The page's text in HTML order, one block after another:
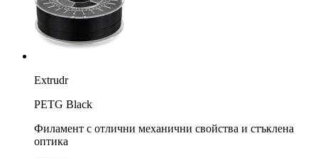
Extrudr
PETG Black
Филамент с отлични механични свойства и стъклена
оптика